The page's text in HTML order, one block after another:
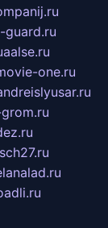
guard.ru
aalse.ru
one.ru